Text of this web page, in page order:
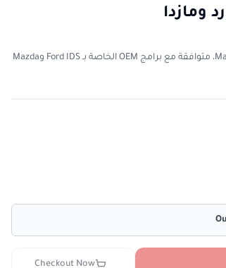
VCMII 2 in 1 عبارة عن واجهة تشخيص OEM لسيارات Ford وMazda، متوافقة مع برامج OEM الخاصة بـ Ford IDS وMazda
Checkout Now